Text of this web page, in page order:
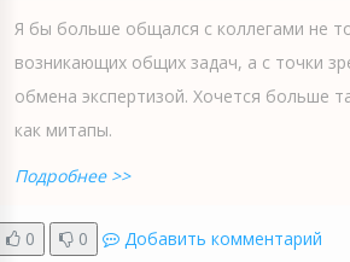
Я бы больше общался с коллегами не
возникающих общих задач, а с точки
обмена экспертизой. Хочется больше
как митапы.
Подробнее >>
0 0 Добавить комментарий